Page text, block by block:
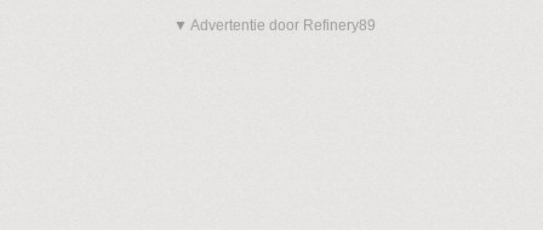
▼ Advertentie door Refinery89